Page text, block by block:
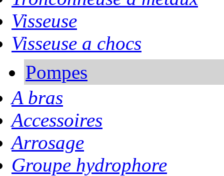
Visseuse
Visseuse a chocs
Pompes
A bras
Accessoires
Arrosage
Groupe hydrophore